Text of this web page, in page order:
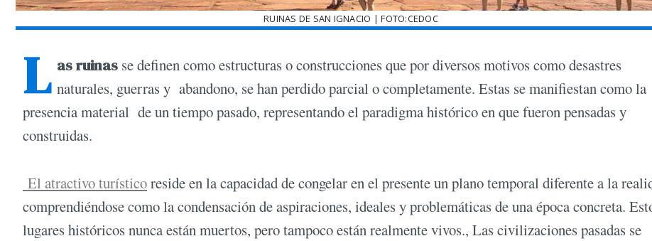
RUINAS DE SAN IGNACIO | FOTO:CEDOC
L as ruinas se definen como estructuras o construcciones que por diversos motivos como desastres
naturales, guerras y abandono, se han perdido parcial o completamente. Estas se manifiestan como la
presencia material de un tiempo pasado, representando el paradigma histórico en que fueron pensadas y
construidas.
El atractivo turísticoreside en la capacidad de congelar en el presente un plano temporal diferente a la
comprendiéndose como la condensación de aspiraciones, ideales y problemáticas de una época concreta.
lugares históricos nunca están muertos, pero tampoco están realmente vivos., Las civilizaciones pasadas se